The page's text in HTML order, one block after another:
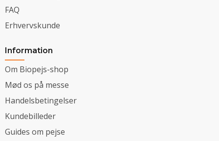
FAQ
Erhvervskunde
Information
Om Biopejs-shop
Mød os på messe
Handelsbetingelser
Kundebilleder
Guides om pejse